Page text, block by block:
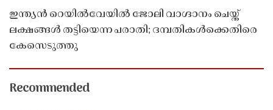
ഇന്ത്യൻ റെയിൽവേയിൽ ജോലി വാഗ്ദാനം ചെയ്ത്
ലക്ഷങ്ങൾ തട്ടിയെന്ന പരാതി; ദമ്പതികൾക്കെതിരെ
കേസെടുത്തു
Recommended